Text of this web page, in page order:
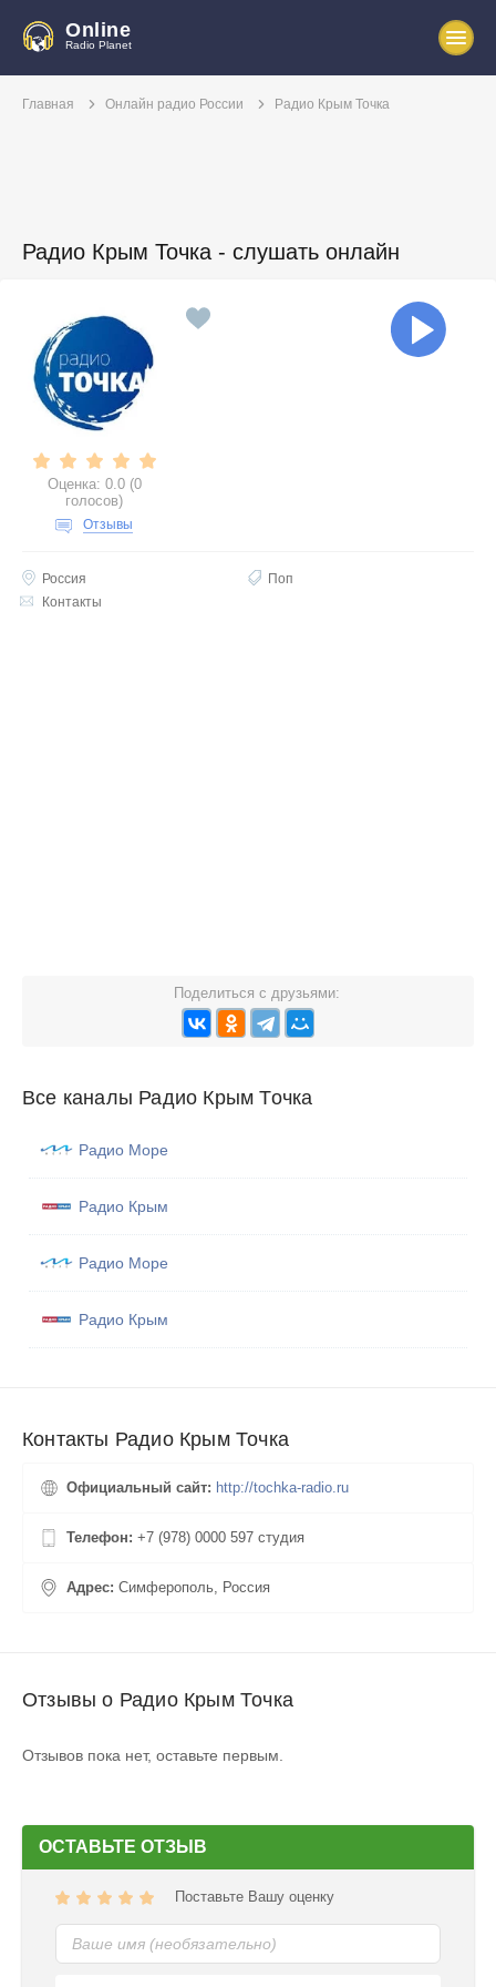
Online
Radio Planet
Главная Онлайн радио России Радио Крым Точка
Радио Крым Точка - слушать онлайн
Оценка: 0.0 (0
голосов)
Отзывы
Россия
Поп
Контакты
Поделиться с друзьями:
Все каналы Радио Крым Точка
Радио Море
Радио Крым
Радио Море
Радио Крым
Контакты Радио Крым Точка
Официальный сайт: http://tochka-radio.ru
Телефон: +7 (978) 0000 597 студия
Адрес: Симферополь, Россия
Отзывы о Радио Крым Точка
Отзывов пока нет, оставьте первым.
ОСТАВЬТЕ ОТЗЫВ
Поставьте Вашу оценку